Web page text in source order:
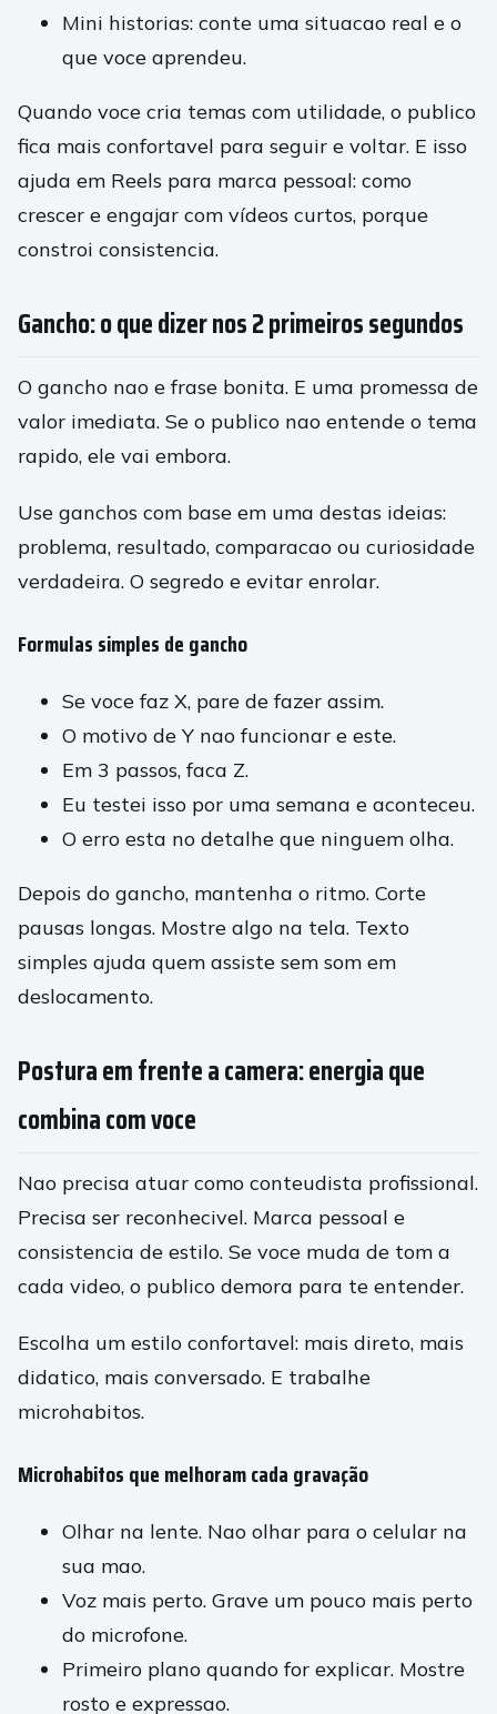
Mini historias: conte uma situacao real e o
que voce aprendeu.
Quando voce cria temas com utilidade, o publico
fica mais confortavel para seguir e voltar. E isso
ajuda em Reels para marca pessoal: como
crescer e engajar com vídeos curtos, porque
constroi consistencia.
Gancho: o que dizer nos 2 primeiros segundos
O gancho nao e frase bonita. E uma promessa de
valor imediata. Se o publico nao entende o tema
rapido, ele vai embora.
Use ganchos com base em uma destas ideias:
problema, resultado, comparacao ou curiosidade
verdadeira. O segredo e evitar enrolar.
Formulas simples de gancho
Se voce faz X, pare de fazer assim.
O motivo de Y nao funcionar e este.
Em 3 passos, faca Z.
Eu testei isso por uma semana e aconteceu.
O erro esta no detalhe que ninguem olha.
Depois do gancho, mantenha o ritmo. Corte
pausas longas. Mostre algo na tela. Texto
simples ajuda quem assiste sem som em
deslocamento.
Postura em frente a camera: energia que
combina com voce
Nao precisa atuar como conteudista profissional.
Precisa ser reconhecivel. Marca pessoal e
consistencia de estilo. Se voce muda de tom a
cada video, o publico demora para te entender.
Escolha um estilo confortavel: mais direto, mais
didatico, mais conversado. E trabalhe
microhabitos.
Microhabitos que melhoram cada gravação
Olhar na lente. Nao olhar para o celular na
sua mao.
Voz mais perto. Grave um pouco mais perto
do microfone.
Primeiro plano quando for explicar. Mostre
rosto e expressao.